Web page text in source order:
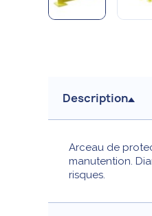
Description
Arceau de
manutention.
risques.